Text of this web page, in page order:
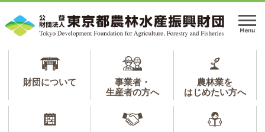
ジ
ュ
メ
財団について
事業者・
生産者の方へ
農林業を
はじめたい方へ